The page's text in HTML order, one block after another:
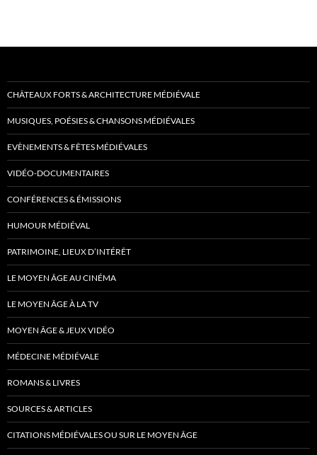
CHÂTEAUX FORTS & ARCHITECTURE MÉDIÉVALE
MUSIQUES, POÉSIES & CHANSONS MÉDIÉVALES
EVÈNEMENTS & FÊTES MÉDIÉVALES
VIDÉO-DOCUMENTAIRES
CONFÉRENCES & ÉMISSIONS
HUMOUR MÉDIÉVAL
PATRIMOINE, LIEUX D’INTÉRÊT
LE MOYEN ÂGE AU CINÉMA
LE MOYEN ÂGE À LA TV
MOYEN ÂGE & JEUX VIDÉO
MÉDECINE MÉDIÉVALE
ROMANS & LIVRES
SOURCES & ARTICLES
CITATIONS MÉDIÉVALES OU SUR LE MOYEN ÂGE